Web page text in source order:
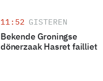
11:52 GISTEREN
Bekende Groningse
dönerzaak Hasret failliet